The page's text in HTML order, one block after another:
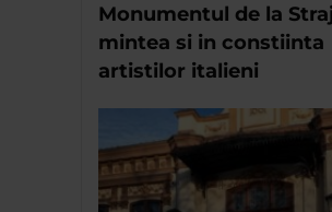
Monumentul de la
mintea si in constiinta
artistilor italieni